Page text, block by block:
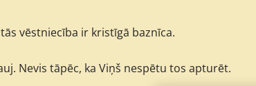
vēstniecība ir kristīgā baznīca.
Nevis tāpēc, ka Viņš nespētu tos apturēt.